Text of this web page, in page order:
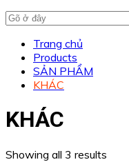
Trang chủ
Products
SẢN PHẨM
KHÁC
KHÁC
Showing all 3 results